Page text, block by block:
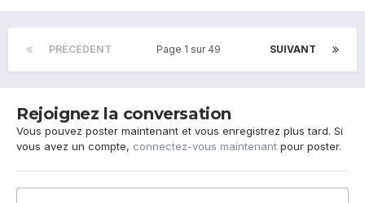
PRÉCÉDENT SUIVANT
Page 1 sur 49
Rejoignez la conversation
Vous pouvez poster maintenant et vous enregistrez plus tard. Si
vous avez un compte, connectez-vous maintenant pour poster.